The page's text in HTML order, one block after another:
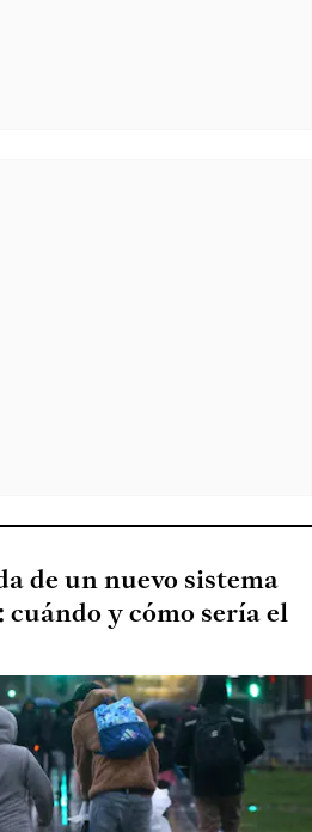
de un nuevo sistema
y cómo sería el